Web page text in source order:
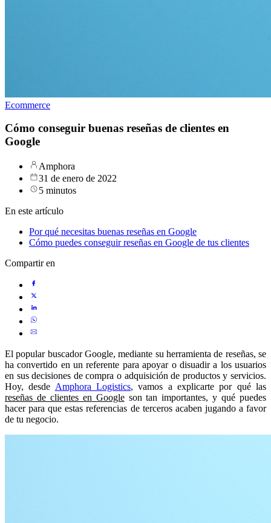
Ecommerce
Cómo conseguir buenas reseñas de clientes en
Google
Amphora
31 de enero de 2022
5 minutos
En este artículo
Por qué necesitas buenas reseñas en Google
Cómo puedes conseguir reseñas en Google de tus clientes
Compartir en
El popular buscador Google, mediante su herramienta de reseñas, se
ha convertido en un referente para apoyar o disuadir a los usuarios
en sus decisiones de compra o adquisición de productos y servicios.
Hoy, desde Amphora Logistics, vamos a explicarte por qué las
reseñas de clientes en Googleson tan importantes, y qué puedes
hacer para que estas referencias de terceros acaben jugando a favor
de tu negocio.